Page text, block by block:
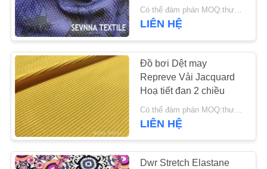
SƠ
ĐỒ
TRANG
WEB
PRIVACY
POLICY
Có thể đàm phán MOQ:thương lượng
LIÊN HỆ
Đồ bơi Dệt may
Repreve Vải Jacquard
Hoạ tiết đan 2 chiều
LIÊN HỆ
Dwr Stretch Elastane